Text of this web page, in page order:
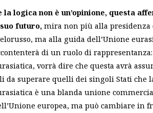
la logica non è un’opinione, questa
futuro, mira non più alla presidenza
ma alla guida dell’Unione
di un ruolo di
vorrà dire che questa avrà
da superare quelli dei singoli Stati che
è una blanda unione
europea, ma può cambiare in